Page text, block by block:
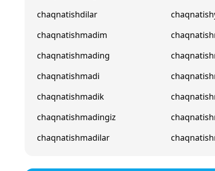
chaqnatishdilar
chaqnatishmadim
chaqnatishmading
chaqnatishmadi
chaqnatishmadik
chaqnatishmadingiz
chaqnatishmadilar